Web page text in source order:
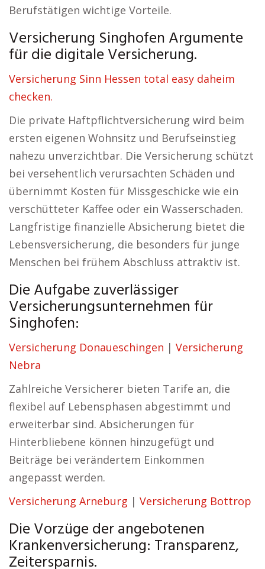
Berufstätigen wichtige Vorteile.
Versicherung Singhofen Argumente
für die digitale Versicherung.
Versicherung Sinn Hessen total easy daheim
checken.
Die private Haftpflichtversicherung wird beim
ersten eigenen Wohnsitz und Berufseinstieg
nahezu unverzichtbar. Die Versicherung schützt
bei versehentlich verursachten Schäden und
übernimmt Kosten für Missgeschicke wie ein
verschütteter Kaffee oder ein Wasserschaden.
Langfristige finanzielle Absicherung bietet die
Lebensversicherung, die besonders für junge
Menschen bei frühem Abschluss attraktiv ist.
Die Aufgabe zuverlässiger
Versicherungsunternehmen für
Singhofen:
Versicherung Donaueschingen | Versicherung
Nebra
Zahlreiche Versicherer bieten Tarife an, die
flexibel auf Lebensphasen abgestimmt und
erweiterbar sind. Absicherungen für
Hinterbliebene können hinzugefügt und
Beiträge bei verändertem Einkommen
angepasst werden.
Versicherung Arneburg | Versicherung Bottrop
Die Vorzüge der angebotenen
Krankenversicherung: Transparenz,
Zeitersparnis.